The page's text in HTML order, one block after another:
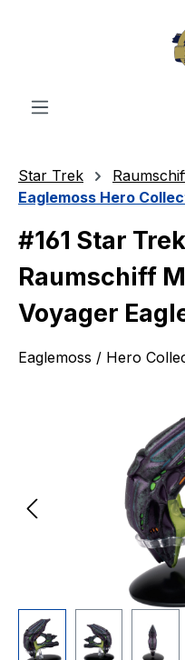
Star Trek
Eaglemoss Hero
#161 Star
Raumschiff
Voyager
Eaglemoss / Hero